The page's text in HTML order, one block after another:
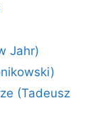
Jahr)
(Tadeusz